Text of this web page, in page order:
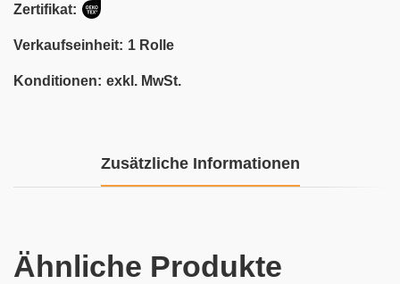
Zertifikat:
Verkaufseinheit: 1 Rolle
Konditionen: exkl. MwSt.
Zusätzliche Informationen
Ähnliche Produkte